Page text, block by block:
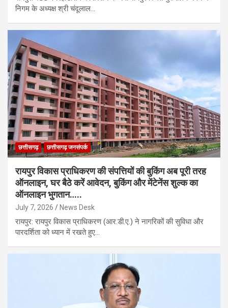
निगम के अध्यक्ष श्री चंदूलाल…
छत्तीसगढ़ छत्तीसगढ़ जनसंपर्क
रायपुर विकास प्राधिकरण की संपत्तियों की बुकिंग अब पूरी तरह
ऑनलाइन, घर बैठे करें आवेदन, बुकिंग और मेंटेनेंस शुल्क का
ऑनलाइन भुगतान…..
July 7, 2026 News Desk
रायपुर: रायपुर विकास प्राधिकरण (आर.डी.ए.) ने नागरिकों की सुविधा और
पारदर्शिता को ध्यान में रखते हुए…